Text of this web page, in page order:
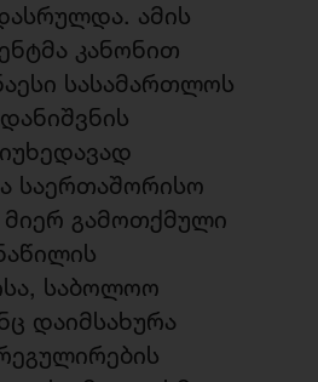
ამის
კანონით
სასამართლოს
საერთაშორისო
მიერ გამოთქმული
საბოლოო
დაიმსახურა